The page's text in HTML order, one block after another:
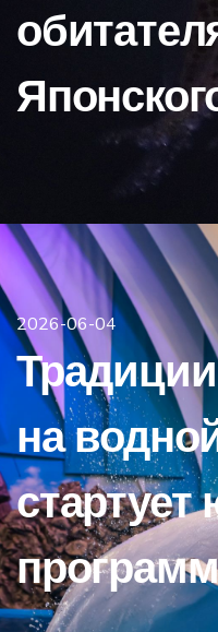
2026-06-04
на